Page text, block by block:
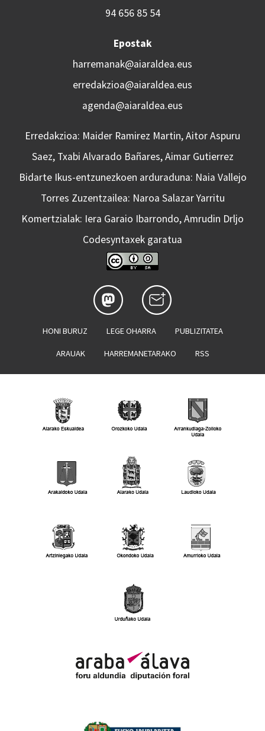
94 656 85 54
Epostak
harremanak@aiaraldea.eus
erredakzioa@aiaraldea.eus
agenda@aiaraldea.eus
Erredakzioa: Maider Ramirez Martin, Aitor Aspuru
Saez, Txabi Alvarado Bañares, Aimar Gutierrez
Bidarte Ikus-entzunezkoen arduraduna: Naia Vallejo
Torres Zuzentzailea: Naroa Salazar Yarritu
Komertzialak: Iera Garaio Ibarrondo, Amrudin Drljo
Codesyntaxek garatua
HONI BURUZ LEGE OHARRA PUBLIZITATEA
ARAUAK HARREMANETARAKO RSS